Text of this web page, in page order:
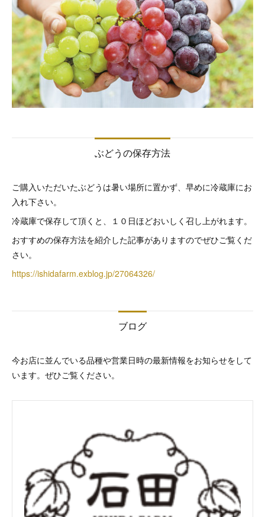
ぶどうの保存方法
ご購入いただいたぶどうは暑い場所に置かず、早めに冷蔵庫にお
入れ下さい。
冷蔵庫で保存して頂くと、１０日ほどおいしく召し上がれます。
おすすめの保存方法を紹介した記事がありますのでぜひご覧くだ
さい。
https://ishidafarm.exblog.jp/27064326/
ブログ
今お店に並んでいる品種や営業日時の最新情報をお知らせをして
います。ぜひご覧ください。